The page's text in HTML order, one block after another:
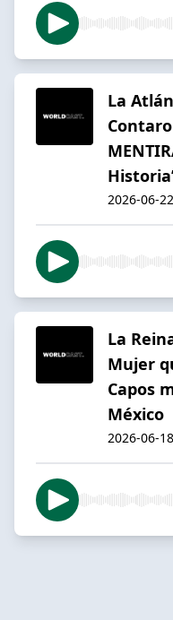
La
2026-06-22
La
Mujer
Capos
México
2026-06-18